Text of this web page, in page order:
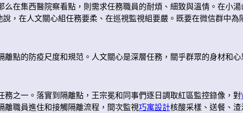
在集西醫院察看點，則需求任務職員的耐煩、細致與溫情。在小
，在人文關心組任務要柔、在巡視監視組要嚴。既要在微信群中
點的防疫尺度和規范。人文關心是深層任務，關乎群眾的身材和
之一。落實到隔離點，王宗冕和同事們逐日調取紅區監控錄像，對
職員進住和接觸隔離流程，間次監視巧寓設計核酸采樣、送餐、